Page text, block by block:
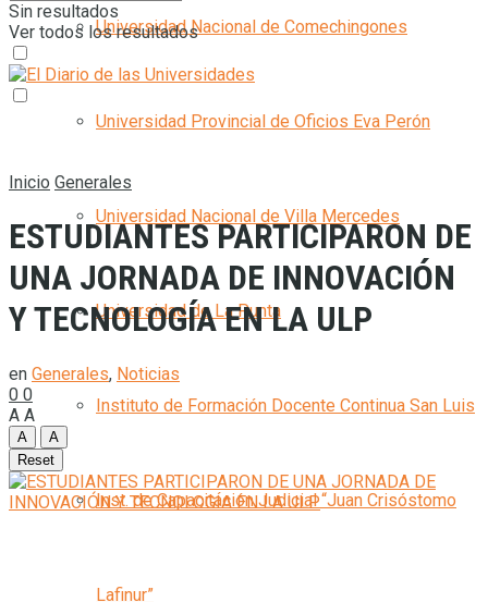
Universidad Nacional de Comechingones
Universidad Provincial de Oficios Eva Perón
Universidad Nacional de Villa Mercedes
Universidad de La Punta
Instituto de Formación Docente Continua San Luis
Inst. de Capacitación Judicial “Juan Crisóstomo
Lafinur”
Sin resultados
Ver todos los resultados
Inicio Generales
ESTUDIANTES PARTICIPARON DE
UNA JORNADA DE INNOVACIÓN
Y TECNOLOGÍA EN LA ULP
en Generales, Noticias
0 0
A A
A
A
Reset